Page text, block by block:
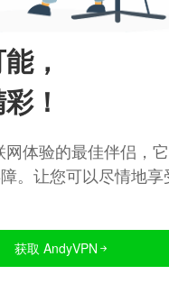
，
！
体验的最佳伴侣，
。让您可以尽情地享
获取 AndyVPN